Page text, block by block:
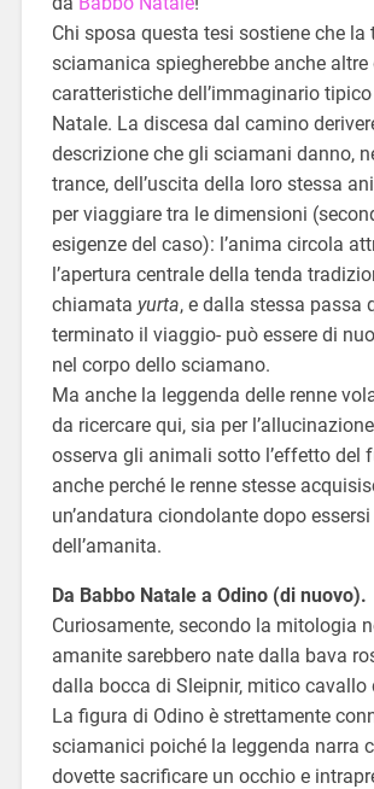
Chi sposa questa tesi sostiene che la
sciamanica spiegherebbe anche altre
caratteristiche dell’immaginario
Natale. La discesa dal camino
descrizione che gli sciamani danno,
trance, dell’uscita della loro stessa
per viaggiare tra le dimensioni
esigenze del caso): l’anima circola
l’apertura centrale della tenda
chiamata yurta, e dalla stessa passa
terminato il viaggio- può essere di
nel corpo dello sciamano.
Ma anche la leggenda delle renne
da ricercare qui, sia per
osserva gli animali sotto l’effetto del
anche perché le renne stesse
un’andatura ciondolante dopo
dell’amanita.
Da Babbo Natale a Odino (di nuovo).
Curiosamente, secondo la mitologia
amanite sarebbero nate dalla bava
dalla bocca di Sleipnir, mitico cavallo
La figura di Odino è strettamente
sciamanici poiché la leggenda narra
dovette sacrificare un occhio e